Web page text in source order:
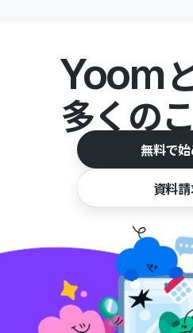
Yoom
多くの
無料で始
資料